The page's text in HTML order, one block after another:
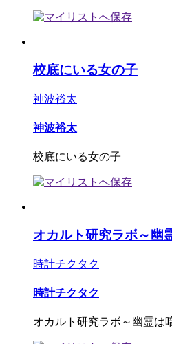
校底にいる女の子
神波裕太
神波裕太
校底にいる女の子
オカルト研究ラボ～幽
時計チクタク
時計チクタク
オカルト研究ラボ～幽霊は